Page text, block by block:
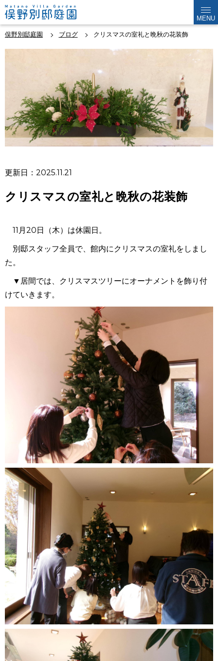
MENU
俣野別邸庭園 ブログ クリスマスの室礼と晩秋の花装飾
更新日：2025.11.21
クリスマスの室礼と晩秋の花装飾
11月20日（木）は休園日。
別邸スタッフ全員で、館内にクリスマスの室礼をしまし
た。
▼居間では、クリスマスツリーにオーナメントを飾り付
けていきます。